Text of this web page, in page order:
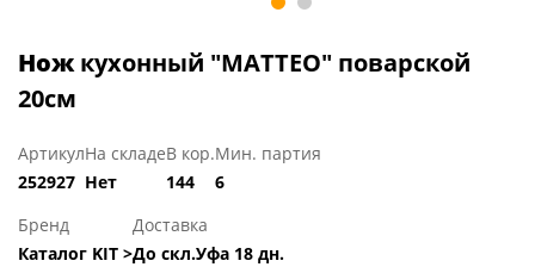
Нож кухонный "МАТТЕО" поварской
20см
Артикул
252927
На складе
Нет
В кор.
144
Мин. партия
6
Бренд
Каталог KIT >
Доставка
До скл.Уфа 18 дн.